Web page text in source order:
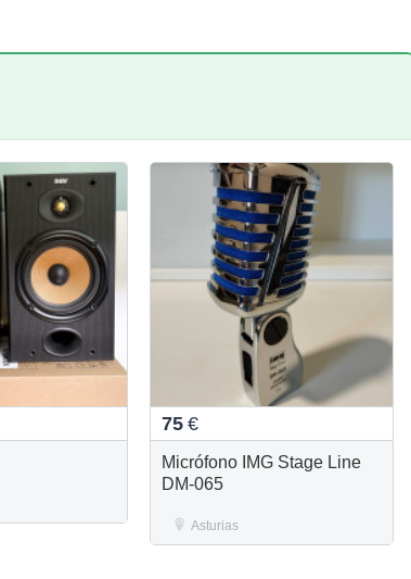
75 €
Micrófono IMG Stage Line
DM-065
Asturias